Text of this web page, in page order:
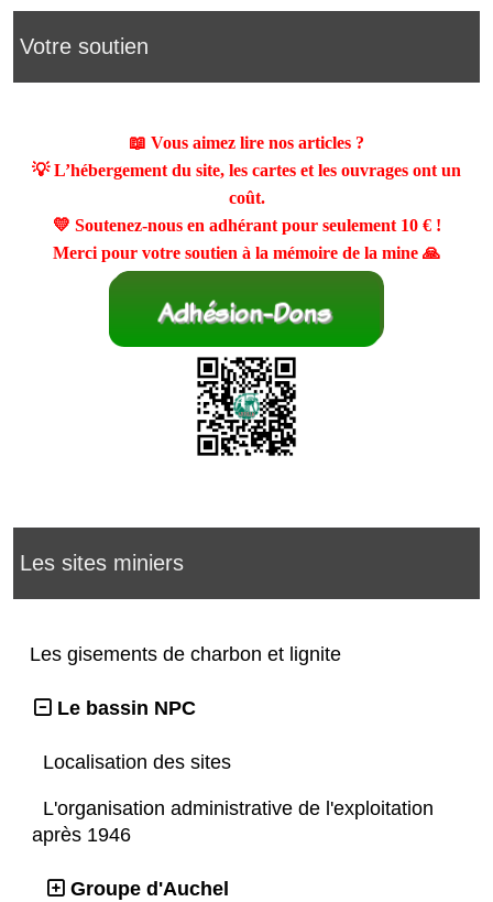
Votre soutien
📖 Vous aimez lire nos articles ?
💡 L’hébergement du site, les cartes et les ouvrages ont un
coût.
💛 Soutenez-nous en adhérant pour seulement 10 €!
Merci pour votre soutien à la mémoire de la mine 🙏
Les sites miniers
Les gisements de charbon et lignite
Le bassin NPC
Localisation des sites
L'organisation administrative de l'exploitation
après 1946
Groupe d'Auchel